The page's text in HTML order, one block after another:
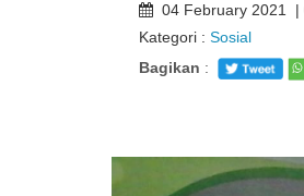
04 February 2021 |
Kategori : Sosial
Bagikan :